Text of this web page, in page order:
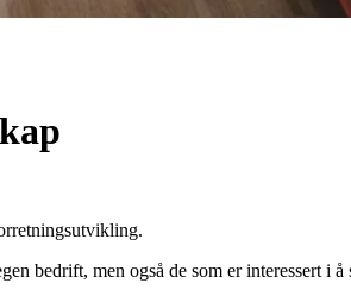
bedrift, men også de som er interessert i